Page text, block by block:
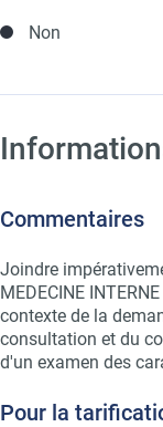
Non
Commentaires
Joindre
MEDECINE
contexte de la
consultation et du
d'un examen des
Pour la